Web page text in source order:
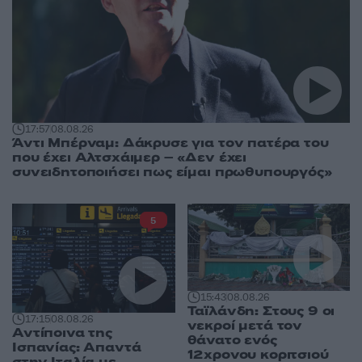
17:5708.08.26
Άντι Μπέρναμ: Δάκρυσε για τον πατέρα του
που έχει Αλτσχάιμερ – «Δεν έχει
συνειδητοποιήσει πως είμαι πρωθυπουργός»
17:1508.08.26
Αντίποινα της
Ισπανίας: Απαντά
5
15:4308.08.26
Ταϊλάνδη: Στους 9 οι
νεκροί μετά τον
θάνατο ενός
12χρονου κοριτσιού